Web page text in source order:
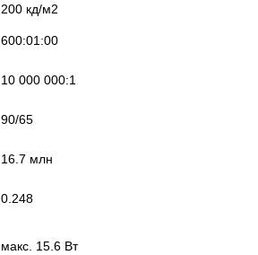
200 кд/м2
600:01:00
10 000 000:1
90/65
16.7 млн
0.248
макс. 15.6 Вт